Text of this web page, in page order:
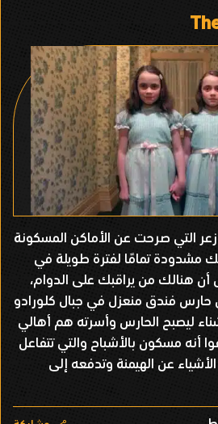
التي صرحت عن الأماكن المسكونة
مشدودة تمامًا لفترة طويلة في
أن هنالك من يراقبك على الدوام،
حارس فندق منعزل في جبال كلورادو
ليصبح الحارس وأسرته هم أهالي
أنه مسكون بالأشباح والتي تتفاعل
عن الهيمنة وتدفعه إلى